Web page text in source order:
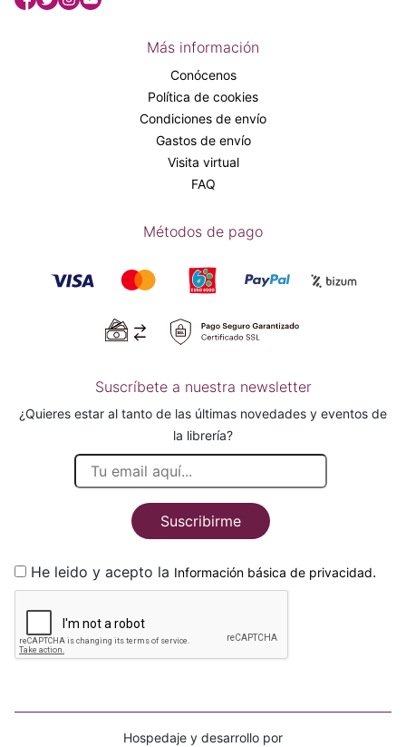
Más información
Conócenos
Política de cookies
Condiciones de envío
Gastos de envío
Visita virtual
FAQ
Métodos de pago
Suscríbete a nuestra newsletter
¿Quieres estar al tanto de las últimas novedades y eventos de
la librería?
Suscribirme
He leido y acepto la Información básica de privacidad.
Hospedaje y desarrollo por